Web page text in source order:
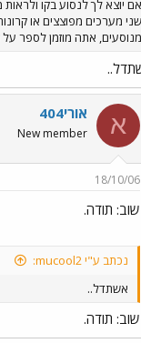
אם יוצא לך לנסוע בקו
שני מערכים מפוצצים או
מנוסעים, אתה מוזמן לספר על
א אורי404
New member
18/10/06
שוב: תודה.
נכתב ע"י mucool2:
אשתדל..
שוב: תודה.